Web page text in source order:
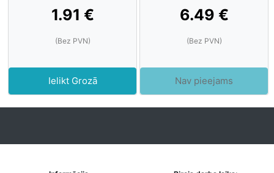
1.91 €
(Bez PVN)
Ielikt Grozā
6.49 €
(Bez PVN)
Nav pieejams